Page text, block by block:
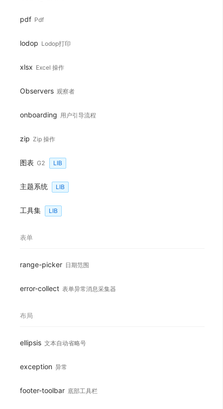
pdf Pdf
lodop Lodop打印
xlsx Excel 操作
Observers 观察者
onboarding 用户引导流程
zip Zip 操作
图表 G2 LIB
主题系统 LIB
工具集 LIB
表单
range-picker 日期范围
error-collect 表单异常消息采集器
布局
ellipsis 文本自动省略号
exception 异常
footer-toolbar 底部工具栏